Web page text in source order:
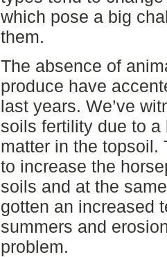
which pose a big
them.
The absence of
produce have
last years. We’ve
soils fertility due to a
matter in the topsoil.
to increase the
soils and at the
gotten an increased
summers and
problem.